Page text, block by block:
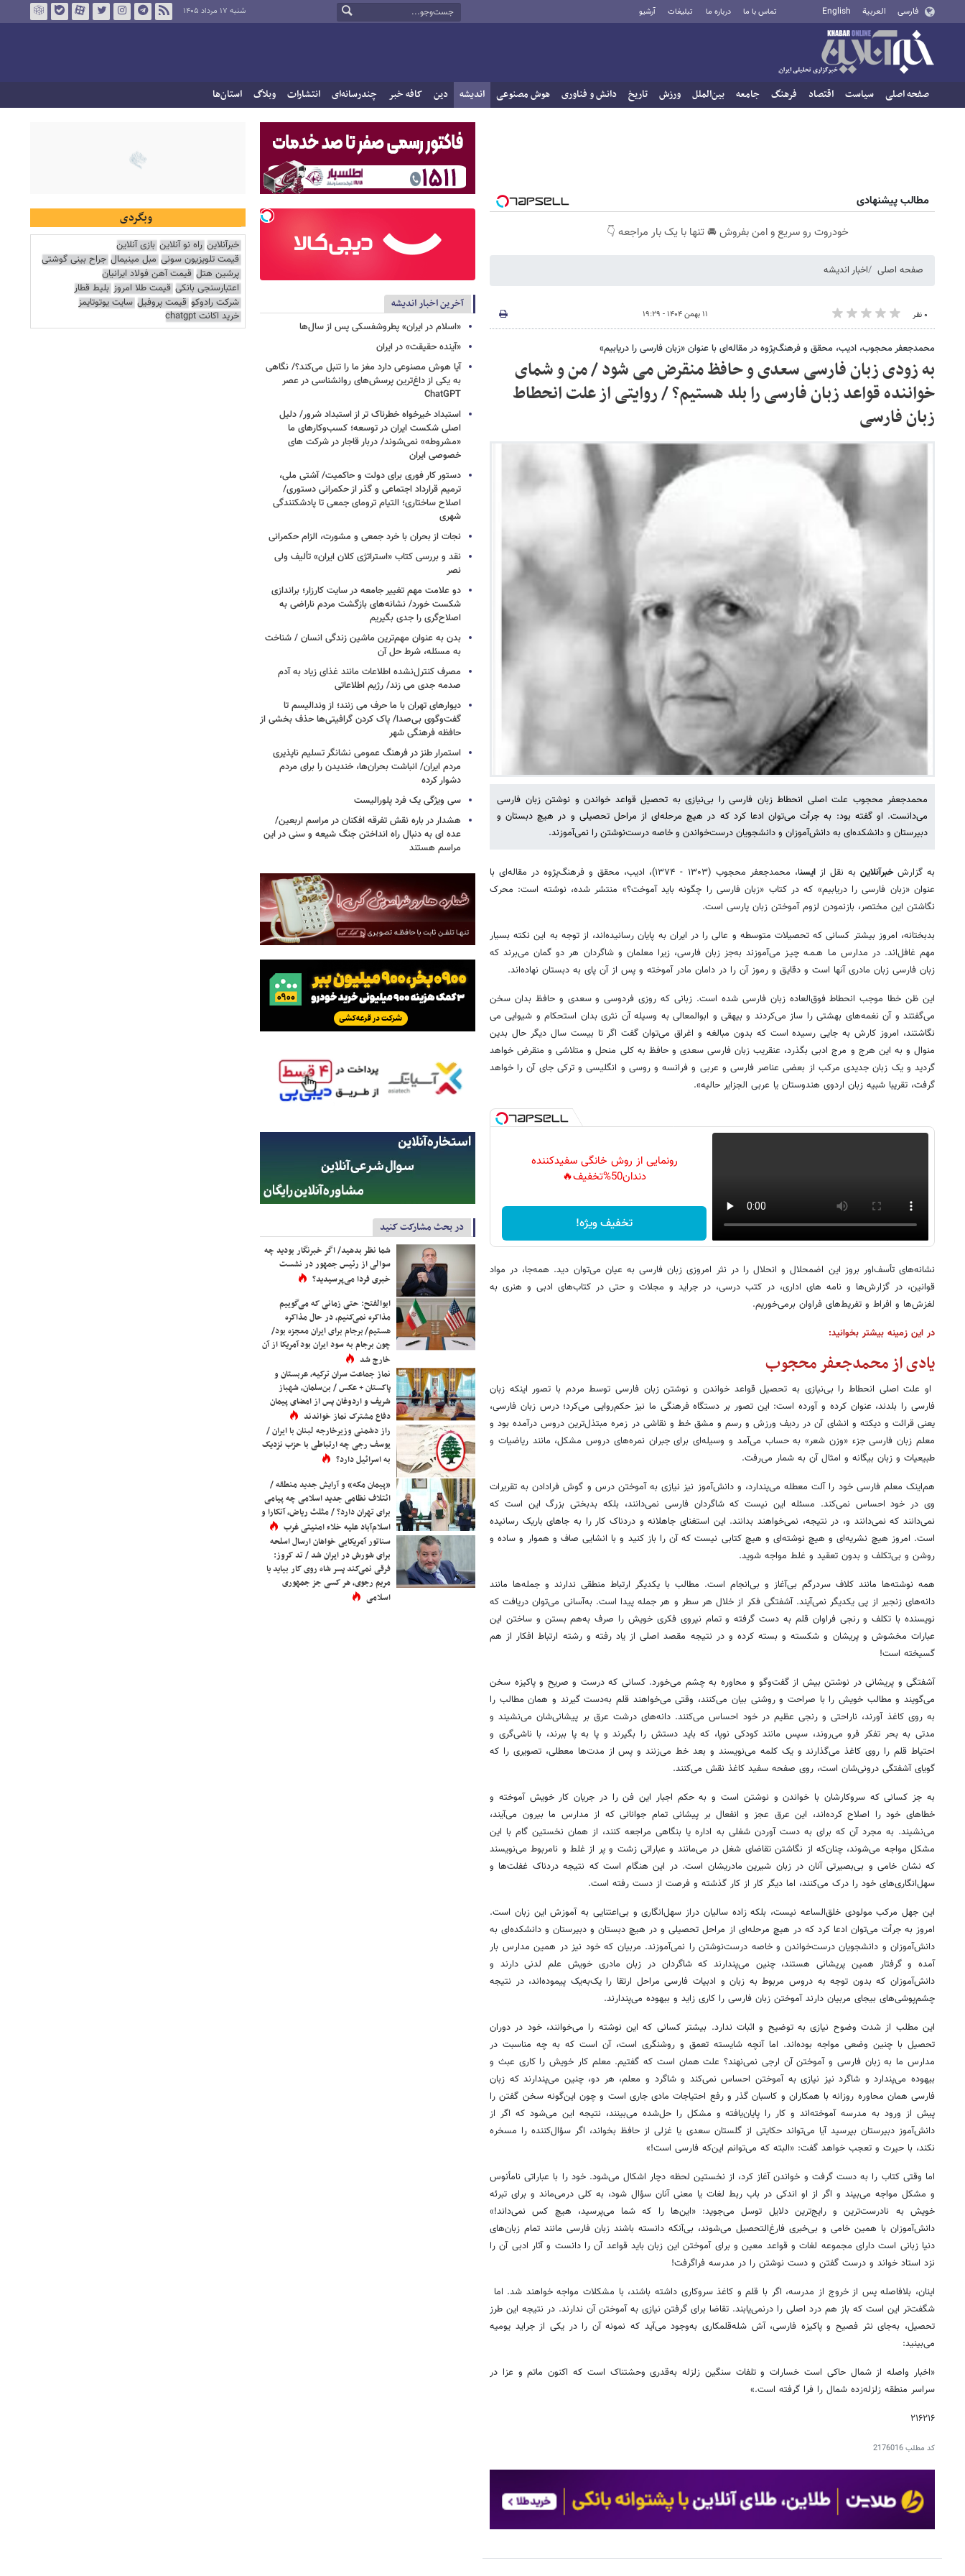
فارسی العربية English تماس با ما درباره ما تبلیغات آرشیو شنبه ۱۷ مرداد ۱۴۰۵
صفحه اصلی سیاست اقتصاد فرهنگ جامعه بین‌الملل ورزش تاریخ دانش و فناوری هوش مصنوعی اندیشه دین کافه خبر چندرسانه‌ای انتشارات وبلاگ استان‌ها
مطالب پیشنهادی
خودروت رو سریع و امن بفروش 🚘 تنها با یک بار مراجعه 👇
صفحه اصلی اخبار اندیشه
۰ نفر ۱۱ بهمن ۱۴۰۴ - ۱۹:۲۹
محمدجعفر محجوب، ادیب، محقق و فرهنگ‌پژوه‌ در مقاله‌ای با عنوان «زبان فارسی را دریابیم»
به زودی زبان فارسی سعدی و حافظ منقرض می شود / من و شمای
خواننده قواعد زبان فارسی را بلد هستیم؟ / روایتی از علت انحطاط
زبان فارسی
محمدجعفر محجوب علت اصلی انحطاط زبان فارسی را بی‌نیازی به تحصیل قواعد خواندن و نوشتن زبان فارسی
می‌دانست. او گفته بود: به جرأت می‌توان ادعا کرد که در هیچ مرحله‌ای از مراحل تحصیلی و در هیچ دبستان و
دبیرستان و دانشکده‌ای به دانش‌آموزان و دانشجویان درست‌خواندن و خاصه درست‌نوشتن را نمی‌آموزند.
به گزارشخبرآنلاین به نقل از ایسن
ا، محمدجعفر محجوب (۱۳۰۳ - ۱۳۷۴)، ادیب، محقق و فرهنگ‌پژوه‌ در مقاله‌ای با
عنوان «زبان فارسی را دریابیم» که در کتاب «زبان فارسی را چگونه باید آموخت؟» منتشر شده، نوشته است: محرک
نگاشتن این مختصر، بازنمودن لزوم آموختن زبان پارسی است.
بدبختانه، امروز بیشتر کسانی که تحصیلات متوسطه و عالی را در ایران به پایان رسانیده‌اند، از توجه به این نکته بسیار
مهم غافل‌اند. در مدارس مـا هـمـه چیـز می‌آموزند به‌جز زبان فارسی، زیرا معلمان و شاگردان هر دو گمان می‌برند که
زبان فارسی زبان مادری آنها است و دقایق و رموز آن را در دامان مادر آموخته و پس از آن پای به دبستان نهاده‌اند.
این ظن خطا موجب انحطاط فوق‌العاده زبان فارسی شده است. زبانی که روزی فردوسی و سعدی و حافظ بدان سخن
می‌گفتند و آن نغمه‌های بهشتی را ساز می‌کردند و بیهقی و ابوالمعالی به وسیله آن نثری بدان استحکام و شیوایی می
نگاشتند، امروز کارش به جایی رسیده است که بدون مبالغه و اغراق می‌توان گفت اگر تا بیست سال دیگر حال بدین
منوال و به این هرج و مرج ادبی بگذرد، عنقریب زبان فارسی سعدی و حافظ به کلی منحل و متلاشی و منقرض خواهد
گردید و یک زبان جدیدی مرکب از بعضی عناصر فارسی و عربی و فرانسه و روسی و انگلیسی و ترکی جای آن را خواهد
گرفت، تقریبا شبیه زبان اردوی هندوستان یا عربی الجزایر حالیه».
رونمایی از روش خانگی سفیدکننده
دندان50%تخفیف🔥
تخفیف ویژه!
نشانه‌های تأسف‌اور بروز این اضمحلال و انحلال را در نثر امروزی زبان فارسی به عیان می‌توان دید. همه‌جا، در مواد
قوانین، در گزارش‌ها و نامه های اداری، در کتب درسی، در جراید و مجلات و حتی در کتاب‌های ادبی و هنری به
لغزش‌ها و افراط و تفریط‌های فراوان برمی‌خوریم.
در این زمینه بیشتر بخوانید:
یادی از محمدجعفر محجوب
او علت اصلی انحطاط را بی‌نیازی به تحصیل قواعد خواندن و نوشتن زبان فارسی توسط مردم با تصور اینکه زبان
فارسی را بلدند، عنوان کرده و آورده است: این تصور بر دستگاه فرهنگی ما نیز حکم‌روایی می‌کرد؛ درس زبان فارسی،
یعنی قرائت و دیکته و انشای آن در ردیف ورزش و رسم و مشق خط و نقاشی در زمره مبتذل‌ترین دروس درآمده بود و
معلم زبان فارسی جزء «وزن شعر» به حساب می‌آمد و وسیله‌ای برای جبران نمره‌های دروس مشکل، مانند ریاضیات و
طبیعیات و زبان بیگانه و امثال آن به شمار می‌رفت.
هم‌اینک معلم فارسی خود را آلت معطله می‌پندارد، و دانش‌آموز نیز نیازی به آموختن درس و گوش فرادادن به تقریرات
وی در خود احساس نمی‌کند. مسئله این نیست که شاگردان فارسی نمی‌دانند، بلکه بدبختی بزرگ این است که
نمی‌دانند که نمی‌دانند و، در نتیجه، نمی‌خواهند بدانند. این استغنای جاهلانه و دردناک کار را به جاهای باریک رسانیده
است. امروز هیچ نشریه‌ای و هیچ نوشته‌ای و هیچ کتابی نیست که آن را باز کنید و با انشایی صاف و هموار و ساده و
روشن و بی‌تکلف و بدون تعقید و غلط مواجه شوید.
همه نوشته‌ها مانند کلاف سردرگم بی‌آغاز و بی‌انجام است. مطالب با یکدیگر ارتباط منطقی ندارند و جمله‌ها مانند
دانه‌های زنجیر از پی یکدیگر نمی‌آیند. آشفتگی فکر از خلال هر سطر و هر جمله پیدا است. به‌آسانی می‌توان دریافت که
نویسنده با تکلف و رنجی فراوان قلم به دست گرفته و تمام نیروی فکری خویش را صرف به‌هم بستن و ساختن این
عبارات مخشوش و پریشان و شکسته و بسته کرده و در نتیجه مقصد اصلی از یاد رفته و رشته ارتباط افکار از هم
گسیخته است!
آشفتگی و پریشانی در نوشتن بیش از گفت‌وگو و محاوره به چشم می‌خورد. کسانی که درست و صریح و پاکیزه سخن
می‌گویند و مطالب خویش را با صراحت و روشنی بیان می‌کنند، وقتی می‌خواهند قلم به‌دست گیرند و همان مطالب را
به روی کاغذ آورند، ناراحتی و رنجی عظیم در خود احساس می‌کنند. دانه‌های درشت عرق بر پیشانی‌شان می‌نشیند و
مدتی به بحر تفکر فرو می‌روند، سپس مانند کودکی نوپا، که باید دستش را بگیرند و پا به پا ببرند، با ناشی‌گری و
احتیاط قلم را روی کاغذ می‌گذارند و یک کلمه می‌نویسند و بعد خط می‌زنند و پس از مدت‌ها معطلی، تصویری را که
گویای آشفتگی درونی‌شان است، روی صفحه سفید کاغذ نقش می‌کنند.
به جز کسانی که سروکارشان با خواندن و نوشتن است و به حکم اجبار این فن را در جریان کار خویش آموخته و
خطاهای خود را اصلاح کرده‌اند، این عرق عجز و انفعال بر پیشانی تمام جوانانی که از مدارس ما بیرون می‌آیند،
می‌نشیند. به مجرد آن که برای به دست آوردن شغلی به اداره یا بنگاهی مراجعه کنند، از همان نخستین گام با این
مشکل مواجه می‌شوند، چنان‌که از نگاشتن تقاضای شغل در می‌مانند و عباراتی زشت و پر از غلط و نامربوط می‌نویسند
که نشان خامی و بی‌بصیرتی آنان در زبان شیرین مادریشان است. در این هنگام است که نتیجه دردناک غفلت‌ها و
سهل‌انگاری‌های خود را درک می‌کنند، اما دیگر کار از کار گذشته و فرصت از دست رفته است.
این جهل مرکب مولودی خلق‌الساعه نیست، بلکه زاده سالیان دراز سهل‌انگاری و بی‌اعتنایی به آموزش این زبان است.
امروز به جرأت می‌توان ادعا کرد که در هیچ مرحله‌ای از مراحل تحصیلی و در هیچ دبستان و دبیرستان و دانشکده‌ای به
دانش‌آموزان و دانشجویان درست‌خواندن و خاصه درست‌نوشتن را نمی‌آموزند. مربیان که خود نیز در همین مدارس بار
آمده و گرفتار همین پریشانی هستند، چنین می‌پندارند که شاگردان در زبان مادری خویش علم لدنی دارند و
دانش‌آموزان که بدون توجه به دروس مربوط به زبان و ادبیات فارسی مراحل ارتقا را یک‌به‌یک پیموده‌اند، در نتیجه
چشم‌پوشی‌های بیجای مربیان دارند آموختن زبان فارسی را کاری زاید و بیهوده می‌پندارند.
این مطلب از شدت وضوح نیازی به توضیح و اثبات ندارد. بیشتر کسانی که این نوشته را می‌خوانند، خود در دوران
تحصیل با چنین وضعی مواجه بوده‌اند. اما آنچه شایسته تعمق و روشنگری است، آن است که به چه مناسبت در
مدارس ما به زبان فارسی و آموختن آن ارجی نمی‌نهند؟ علت همان است که گفتیم. معلم کار خویش را کاری عبث و
بیهوده می‌پندارد و شاگرد نیز نیازی به آموختن احساس نمی‌کند و شاگرد و معلم، هر دو، چنین می‌پندارند که زبان
فارسی همان محاوره روزانه با همکاران و کاسبان گذر و رفع احتیاجات مادی جاری است و چون این‌گونه سخن گفتن را
پیش از ورود به مدرسه آموخته‌اند و کار را پایان‌یافته و مشکل را حل‌شده می‌بینند، نتیجه این می‌شود که اگر از
دانش‌آموز دبیرستان بپرسید آیا می‌تواند حکایتی از گلستان سعدی یا غزلی از حافظ بخواند، اگر سؤال‌کننده را مسخره
نکند، با حیرت و تعجب خواهد گفت: «البته که می‌توانم این‌که فارسی است!»
اما وقتی کتاب را به دست گرفت و خواندن آغاز کرد، از نخستین لحظه دچار اشکال می‌شود. خود را با عباراتی نامأنوس
و مشکل مواجه می‌بیند و اگر از او اندکی در باب ربط لغات یا معنی آنان سؤال شود، به کلی درمی‌ماند و برای تبرئه
خویش به نادرست‌ترین و رایج‌ترین دلایل توسل می‌جوید: «این‌ها را که شما می‌پرسید، هیچ کس نمی‌داند!»
دانش‌آموزان با همین خامی و بی‌خبری فارغ‌التحصیل می‌شوند، بی‌آنکه دانسته باشند زبان فارسی مانند تمام زبان‌های
دنیا زبانی است دارای مجموعه لغات و قواعد معین و برای آموختن این زبان باید قواعد آن را دانست و آثار ادبی آن را
نزد استاد خواند و درست گفتن و دست نوشتن را در مدرسه فراگرفت!
اینان، بلافاصله پس از خروج از مدرسه، اگر با قلم و کاغذ سروکاری داشته باشند، با مشکلات مواجه خواهند شد. اما
شگفت‌تر این است که باز هم درد اصلی را درنمی‌یابند. تقاضا برای گرفتن نیازی به آموختن آن ندارند. در نتیجه این طرز
تحصیل، به‌جای نثر فصیح و پاکیزه فارسی، آش شله‌قلمکاری به‌وجود می‌آید که نمونه‌ آن را در یکی از جراید یومیه
می‌بینید:
«اخبار واصله از شمال حاکی است خسارات و تلفات سنگین زلزله به‌قدری وحشتناک است که اکنون ماتم و عزا در
سراسر منطقه زلزله‌زده شمال را فرا گرفته است.»
۲۱۶۲۱۶
کد مطلب2176016
آخرین اخبار اندیشه
«اسلام در ایران» پطروشفسکی پس از سال‌ها
«آینده حقیقت» در ایران
آیا هوش مصنوعی دارد مغز ما را تنبل می‌کند؟/ نگاهی
به یکی از داغ‌ترین پرسش‌های روانشناسی در عصر
ChatGPT
استبداد خیرخواه خطرناک تر از استبداد شرور/ دلیل
اصلی شکست ایران در توسعه؛ کسب‌وکارهای ما
«مشروطه» نمی‌شوند/ دربار قاجار در شرکت های
خصوصی ایران
دستور کار فوری برای دولت و حاکمیت/ آشتی ملی،
ترمیم قرارداد اجتماعی و گذر از حکمرانی دستوری/
اصلاح ساختاری؛ التیام ترومای جمعی تا پادشکنندگی
شهری
نجات از بحران با خرد جمعی و مشورت، الزام حکمرانی
نقد و بررسی کتاب «استراتژی کلان ایران» تألیف ولی
نصر
دو علامت مهم تغییر جامعه در سایت کارزار؛ براندازی
شکست خورد/ نشانه‌های بازگشت مردم ناراضی به
اصلاح‌گری را جدی بگیریم
بدن به عنوان مهم‌ترین ماشین زندگی انسان / شناخت
به مسئله، شرط حل آن
مصرف کنترل‌نشده اطلاعات مانند غذای زیاد به آدم
صدمه جدی می زند/ رژیم اطلاعاتی
دیوارهای تهران با ما حرف می زنند؛ از وندالیسم تا
گفت‌وگوی بی‌صدا/ پاک کردن گرافیتی‌ها حذف بخشی از
حافظه فرهنگی شهر
استمرار طنز در فرهنگ عمومی نشانگر تسلیم ناپذیری
مردم ایران/ انباشت بحران‌ها، خندیدن را برای مردم
دشوار کرده
سی ویژگی یک فرد پلورالیست
هشدار در باره نقش تفرقه افکنان در مراسم اربعین/
عده ای به دنبال راه انداختن جنگ شیعه و سنی در این
مراسم هستند
در بحث مشارکت کنید
شما نظر بدهید/ اگر خبرنگار بودید چه
سوالی از رئیس جمهور در نشست
خبری فردا می‌پرسیدید؟
ابوالفتح: حتی زمانی که می‌گوییم
مذاکره نمی‌کنیم، در حال مذاکره
هستیم/ برجام برای ایران معجزه بود/
چون برجام به سود ایران بود آمریکا از آن
خارج شد
نماز جماعت سران ترکیه، عربستان و
پاکستان + عکس / بن‌سلمان، شهباز
شریف و اردوغان پس از امضای پیمان
دفاع مشترک نماز خواندند
راز دشمنی وزیرخارجه لبنان با ایران /
یوسف رجی چه ارتباطی با حزب نزدیک
به اسرائیل دارد؟
«پیمان مکه» و آرایش جدید منطقه /
ائتلاف نظامی جدید اسلامی چه پیامی
برای تهران دارد؟ / مثلث ریاض، آنکارا و
اسلام‌آباد علیه خلاء امنیتی غرب
سناتور آمریکایی خواهان ارسال اسلحه
برای شورش در ایران شد / تد کروز:
فرقی نمی‌کند پسر شاه روی کار بیاید یا
مریم رجوی، هر کسی جز جمهوری
اسلامی
وبگردی
خبرآنلاین راه نو آنلاین بازی آنلاین
قیمت تلویزیون سونی مبل مینیمال جراح بینی گوشتی
پرشین هتل قیمت آهن فولاد ایرانیان
اعتبارسنجی بانکی قیمت طلا امروز بلیط قطار
شرکت رادوکو قیمت پروفیل سایت یوتوتایمز
خرید اکانت chatgpt